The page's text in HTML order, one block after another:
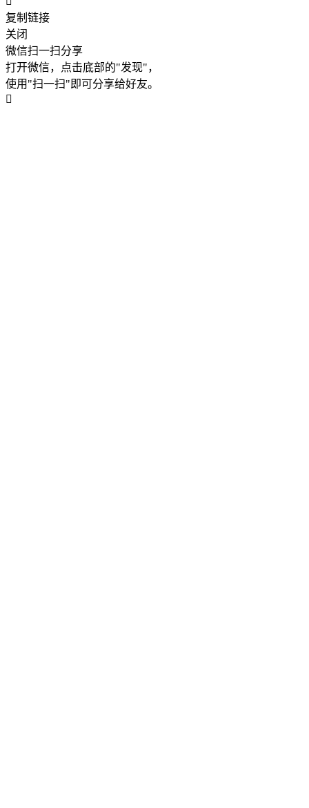
复制链接
关闭
微信扫一扫分享
打开微信，点击底部的"发现"，
使用"扫一扫"即可分享给好友。